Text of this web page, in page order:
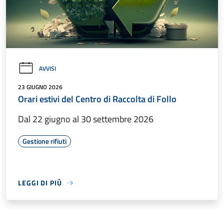
AVVISI
23 GIUGNO 2026
Orari estivi del Centro di Raccolta di Follo
Dal 22 giugno al 30 settembre 2026
Gestione rifiuti
LEGGI DI PIÙ